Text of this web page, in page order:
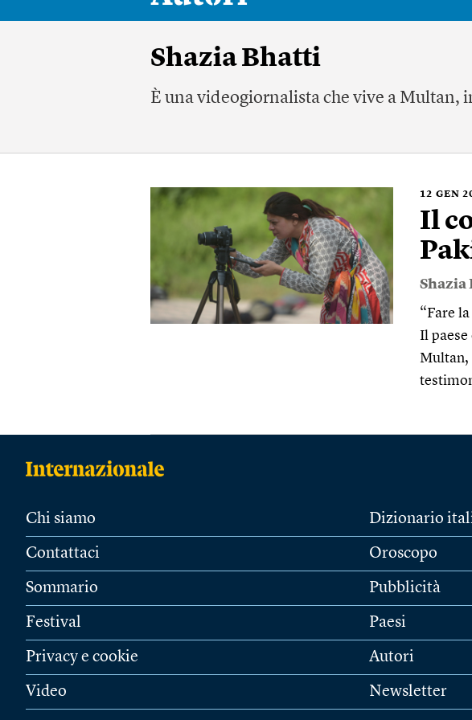
Shazia Bhatti
È una videogiornalista che vive a Multan,
12 GEN
Il
Shazia
“Fare
Il
Multan,
Chi siamo
Contattaci
Sommario
Festival
Privacy e cookie
Video
Dizionario
Oroscopo
Pubblicità
Paesi
Autori
Newsletter